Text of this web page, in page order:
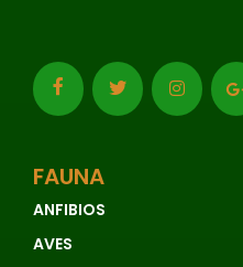
FAUNA
ANFIBIOS
AVES